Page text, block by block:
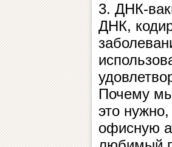
3. ДНК-
ДНК,
Почему
это
офисную